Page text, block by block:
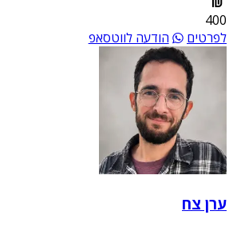
400
לפרטים
הודעה לווטסאפ
ערן צח